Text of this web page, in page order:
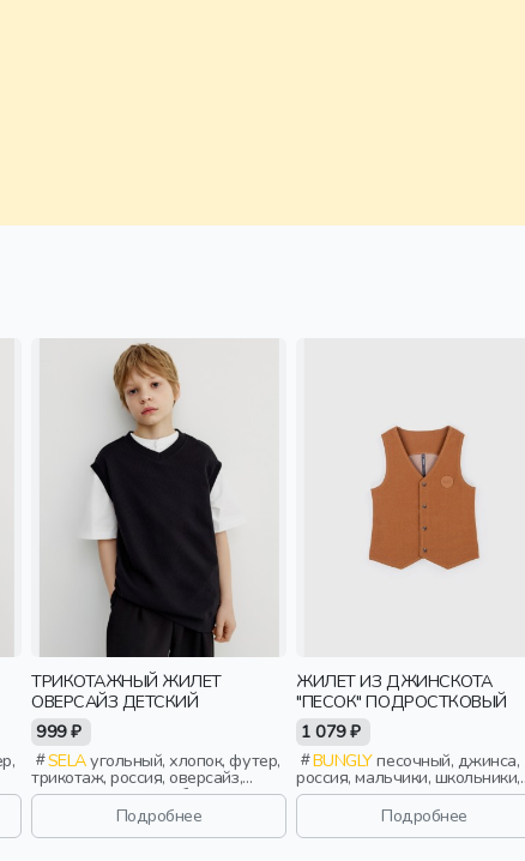
ТРИКОТАЖНЫЙ ЖИЛЕТ
ОВЕРСАЙЗ ДЕТСКИЙ
999 ₽
SELAугольный, хлопок, футер,
трикотаж, россия, оверсайз,
резинка, школа, свободные,
вырез, пояс, спорт, мальчики,
Подробнее
ЖИЛЕТ ИЗ ДЖИНСКОТА
"ПЕСОК" ПОДРОСТКОВЫЙ
1 079 ₽
BUNGLYпесочный, джинса,
россия, мальчики, школьники,
подростки, дети
Подробнее